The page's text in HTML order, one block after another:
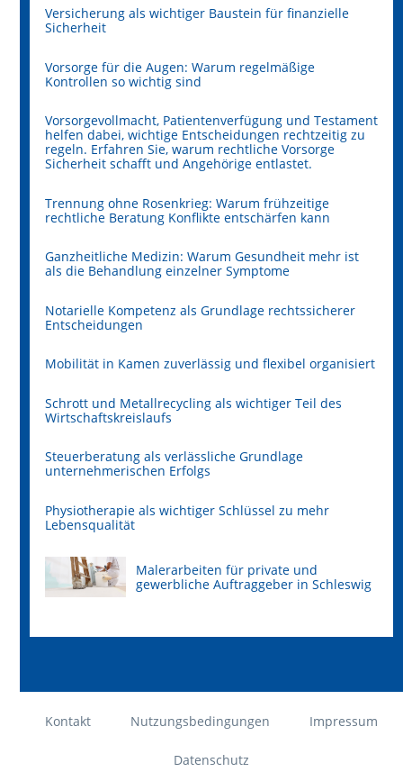
Versicherung als wichtiger Baustein für finanzielle
Sicherheit
Vorsorge für die Augen: Warum regelmäßige
Kontrollen so wichtig sind
Vorsorgevollmacht, Patientenverfügung und Testament
helfen dabei, wichtige Entscheidungen rechtzeitig zu
regeln. Erfahren Sie, warum rechtliche Vorsorge
Sicherheit schafft und Angehörige entlastet.
Trennung ohne Rosenkrieg: Warum frühzeitige
rechtliche Beratung Konflikte entschärfen kann
Ganzheitliche Medizin: Warum Gesundheit mehr ist
als die Behandlung einzelner Symptome
Notarielle Kompetenz als Grundlage rechtssicherer
Entscheidungen
Mobilität in Kamen zuverlässig und flexibel organisiert
Schrott und Metallrecycling als wichtiger Teil des
Wirtschaftskreislaufs
Steuerberatung als verlässliche Grundlage
unternehmerischen Erfolgs
Physiotherapie als wichtiger Schlüssel zu mehr
Lebensqualität
Malerarbeiten für private und
gewerbliche Auftraggeber in Schleswig
Kontakt Nutzungsbedingungen Impressum
Datenschutz